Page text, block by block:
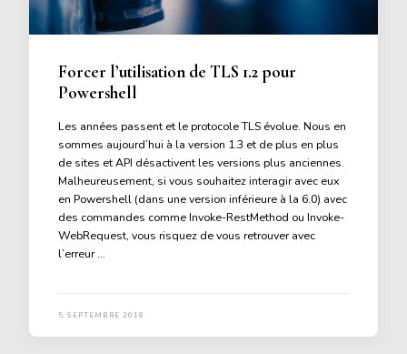
Forcer l’utilisation de TLS 1.2 pour
Powershell
Les années passent et le protocole TLS évolue. Nous en
sommes aujourd’hui à la version 1.3 et de plus en plus
de sites et API désactivent les versions plus anciennes.
Malheureusement, si vous souhaitez interagir avec eux
en Powershell (dans une version inférieure à la 6.0) avec
des commandes comme Invoke-RestMethod ou Invoke-
WebRequest, vous risquez de vous retrouver avec
l’erreur …
5 SEPTEMBRE 2018